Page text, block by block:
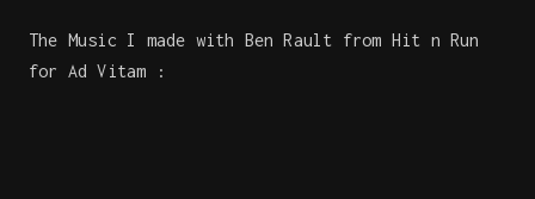
The Music I made with Ben Rault from Hit n Run
for Ad Vitam :